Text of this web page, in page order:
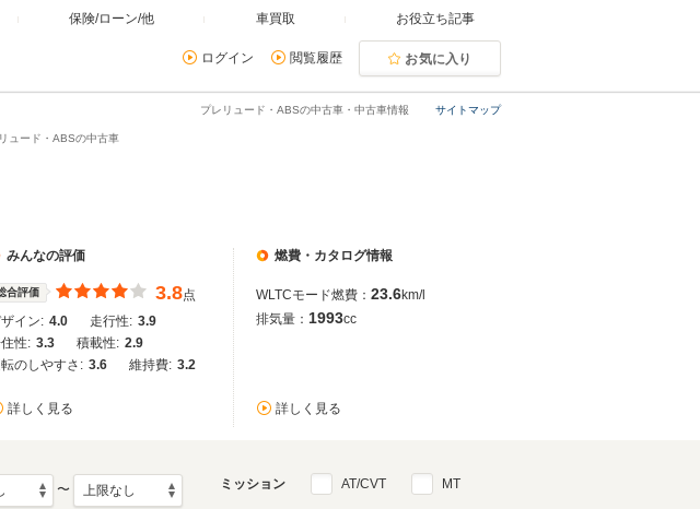
保険/ローン/他 車買取 お役立ち記事
ログイン 閲覧履歴 お気に入り
サイトマップ
プレリュード・ABSの中古車・中古車情報
ュード・ABSの中古車
みんなの評価
合評価 3.8点
イン: 4.0 走行性: 3.9
性: 3.3 積載性: 2.9
のしやすさ: 3.6 維持費: 3.2
詳しく見る
燃費・カタログ情報
WLTCモード燃費： 23.6km/l
排気量： 1993cc
詳しく見る
〜 ミッション AT/CVT MT